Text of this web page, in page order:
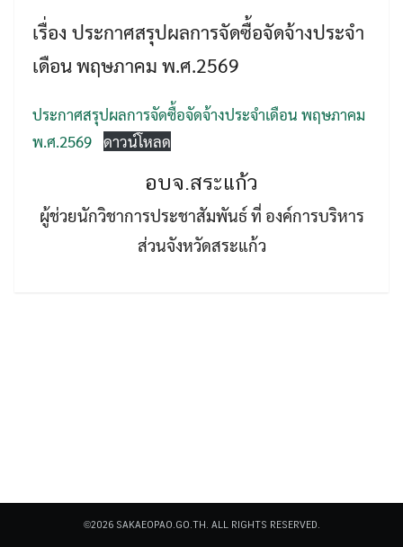
เรื่อง ประกาศสรุปผลการจัดซื้อจัดจ้างประจำ
เดือน พฤษภาคม พ.ศ.2569
ประกาศสรุปผลการจัดซื้อจัดจ้างประจำเดือน พฤษภาคม
พ.ศ.2569 ดาวน์โหลด
อบจ.สระแก้ว
ผู้ช่วยนักวิชาการประชาสัมพันธ์ ที่ องค์การบริหาร
ส่วนจังหวัดสระแก้ว
©2026 SAKAEOPAO.GO.TH. ALL RIGHTS RESERVED.